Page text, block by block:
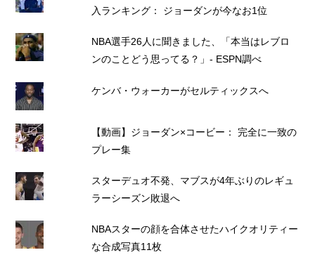
入ランキング： ジョーダンが今なお1位
NBA選手26人に聞きました、「本当はレブロ
ンのことどう思ってる？」- ESPN調べ
ケンバ・ウォーカーがセルティックスへ
【動画】ジョーダン×コービー： 完全に一致の
プレー集
スターデュオ不発、マブスが4年ぶりのレギュ
ラーシーズン敗退へ
NBAスターの顔を合体させたハイクオリティー
な合成写真11枚